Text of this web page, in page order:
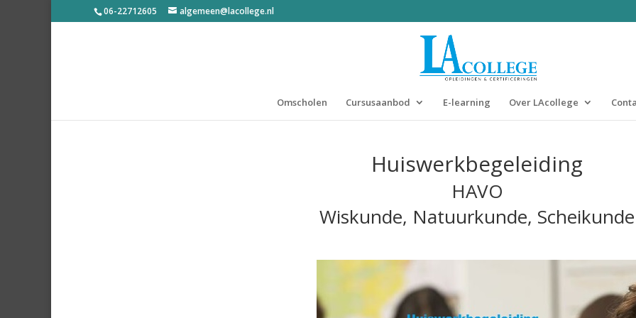
06-22712605 algemeen@lacollege.nl
Omscholen Cursusaanbod E-learning Over LAcollege
Huiswerkbegeleiding
HAVO
Wiskunde, Natuurkunde, Scheikunde